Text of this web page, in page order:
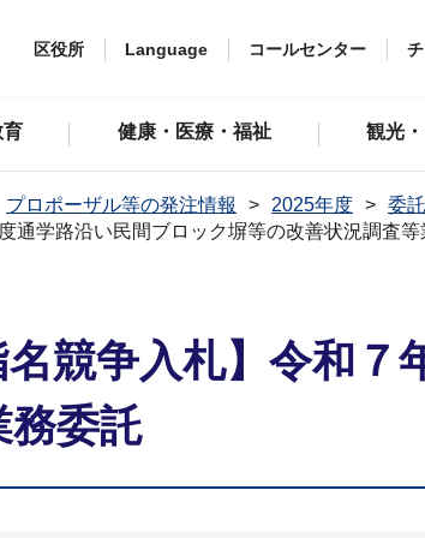
区役所 Language コールセンター
育 健康・医療・福祉 観光
プロポーザル等の発注情報 2025年度 委託
通学路沿い民間ブロック塀等の改善状況調査等
名競争入札】令和７
務委託